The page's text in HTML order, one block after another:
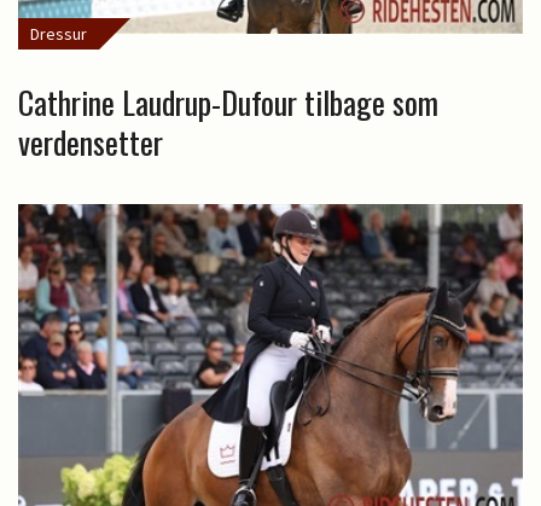
Dressur
Cathrine Laudrup-Dufour tilbage som
verdensetter